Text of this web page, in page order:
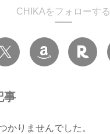
CHIKAをフォローする
事
かりませんでした。